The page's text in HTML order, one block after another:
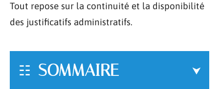
Tout repose sur la continuité et la disponibilité
des justificatifs administratifs.
SOMMAIRE